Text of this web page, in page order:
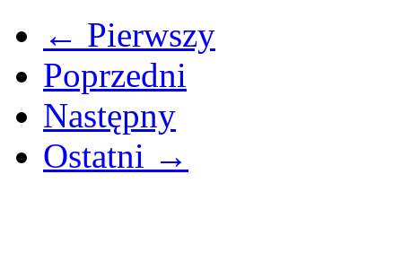
← Pierwszy
Poprzedni
Następny
Ostatni →